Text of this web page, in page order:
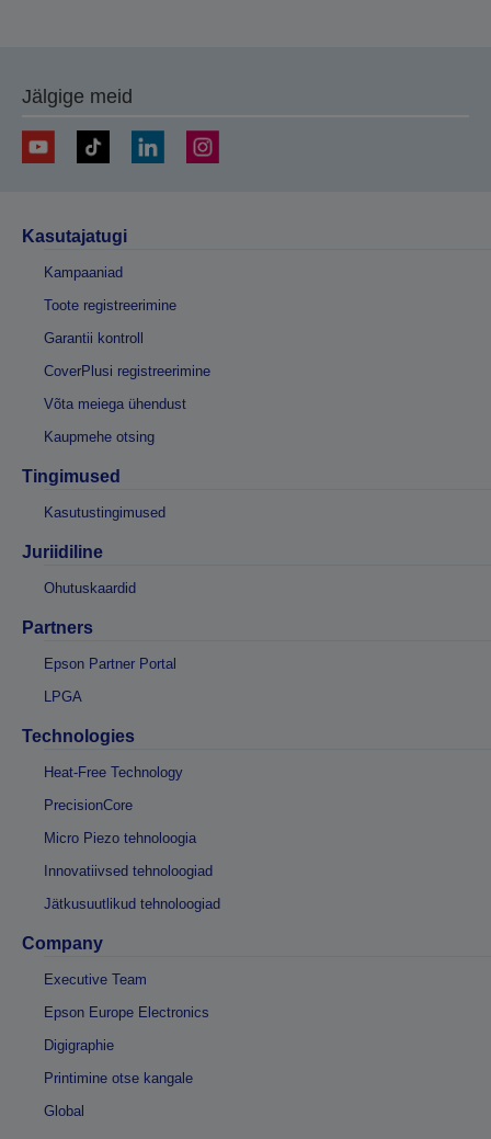
Jälgige meid
Kasutajatugi
Kampaaniad
Toote registreerimine
Garantii kontroll
CoverPlusi registreerimine
Võta meiega ühendust
Kaupmehe otsing
Tingimused
Kasutustingimused
Juriidiline
Ohutuskaardid
Partners
Epson Partner Portal
LPGA
Technologies
Heat-Free Technology
PrecisionCore
Micro Piezo tehnoloogia
Innovatiivsed tehnoloogiad
Jätkusuutlikud tehnoloogiad
Company
Executive Team
Epson Europe Electronics
Digigraphie
Printimine otse kangale
Global